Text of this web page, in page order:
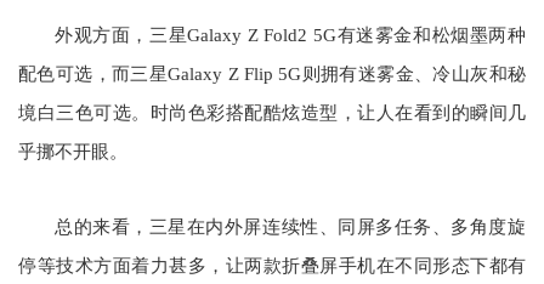
外观方面，三星Galaxy Z Fold2 5G有迷雾金和松烟墨两种
配色可选，而三星Galaxy Z Flip 5G则拥有迷雾金、冷山灰和秘
境白三色可选。时尚色彩搭配酷炫造型，让人在看到的瞬间几
乎挪不开眼。
总的来看，三星在内外屏连续性、同屏多任务、多角度旋
停等技术方面着力甚多，让两款折叠屏手机在不同形态下都有